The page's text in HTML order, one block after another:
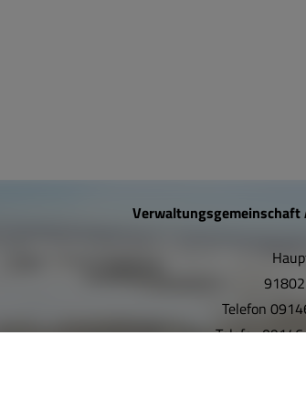
Telefon
Telefax